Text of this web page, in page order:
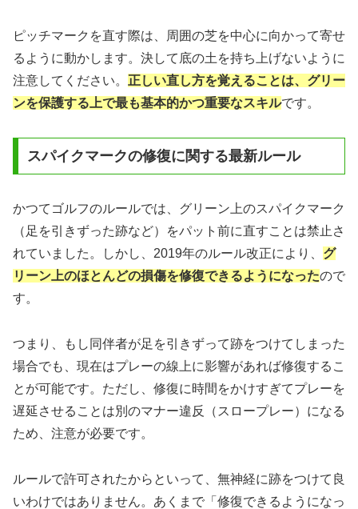
ピッチマークを直す際は、周囲の芝を中心に向かって寄せ
るように動かします。決して底の土を持ち上げないように
注意してください。 正しい直し方を覚えることは、グリー
ンを保護する上で最も基本的かつ重要なスキルです。
スパイクマークの修復に関する最新ルール
かつてゴルフのルールでは、グリーン上のスパイクマーク
（足を引きずった跡など）をパット前に直すことは禁止さ
れていました。しかし、2019年のルール改正により、 グ
リーン上のほとんどの損傷を修復できるようになったので
す。
つまり、もし同伴者が足を引きずって跡をつけてしまった
場合でも、現在はプレーの線上に影響があれば修復するこ
とが可能です。ただし、修復に時間をかけすぎてプレーを
遅延させることは別のマナー違反（スロープレー）になる
ため、注意が必要です。
ルールで許可されたからといって、無神経に跡をつけて良
いわけではありません。あくまで「修復できるようになっ